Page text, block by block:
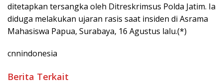
ditetapkan tersangka oleh Ditreskrimsus Polda Jatim. Ia
diduga melakukan ujaran rasis saat insiden di Asrama
Mahasiswa Papua, Surabaya, 16 Agustus lalu.(*)
cnnindonesia
Berita Terkait